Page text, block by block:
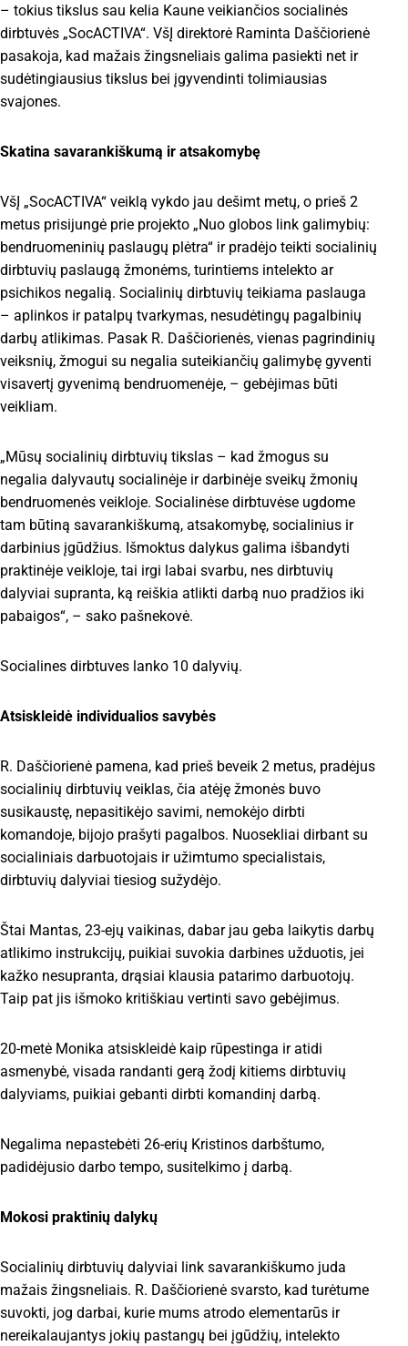
– tokius tikslus sau kelia Kaune veikiančios socialinės
dirbtuvės „SocACTIVA“. VšĮ direktorė Raminta Daščiorienė
pasakoja, kad mažais žingsneliais galima pasiekti net ir
sudėtingiausius tikslus bei įgyvendinti tolimiausias
svajones.
Skatina savarankiškumą ir atsakomybę
VšĮ „SocACTIVA“ veiklą vykdo jau dešimt metų, o prieš 2
metus prisijungė prie projekto „Nuo globos link galimybių:
bendruomeninių paslaugų plėtra“ ir pradėjo teikti socialinių
dirbtuvių paslaugą žmonėms, turintiems intelekto ar
psichikos negalią. Socialinių dirbtuvių teikiama paslauga
– aplinkos ir patalpų tvarkymas, nesudėtingų pagalbinių
darbų atlikimas. Pasak R. Daščiorienės, vienas pagrindinių
veiksnių, žmogui su negalia suteikiančių galimybę gyventi
visavertį gyvenimą bendruomenėje, – gebėjimas būti
veikliam.
„Mūsų socialinių dirbtuvių tikslas – kad žmogus su
negalia dalyvautų socialinėje ir darbinėje sveikų žmonių
bendruomenės veikloje. Socialinėse dirbtuvėse ugdome
tam būtiną savarankiškumą, atsakomybę, socialinius ir
darbinius įgūdžius. Išmoktus dalykus galima išbandyti
praktinėje veikloje, tai irgi labai svarbu, nes dirbtuvių
dalyviai supranta, ką reiškia atlikti darbą nuo pradžios iki
pabaigos“, – sako pašnekovė.
Socialines dirbtuves lanko 10 dalyvių.
Atsiskleidė individualios savybės
R. Daščiorienė pamena, kad prieš beveik 2 metus, pradėjus
socialinių dirbtuvių veiklas, čia atėję žmonės buvo
susikaustę, nepasitikėjo savimi, nemokėjo dirbti
komandoje, bijojo prašyti pagalbos. Nuosekliai dirbant su
socialiniais darbuotojais ir užimtumo specialistais,
dirbtuvių dalyviai tiesiog sužydėjo.
Štai Mantas, 23-ejų vaikinas, dabar jau geba laikytis darbų
atlikimo instrukcijų, puikiai suvokia darbines užduotis, jei
kažko nesupranta, drąsiai klausia patarimo darbuotojų.
Taip pat jis išmoko kritiškiau vertinti savo gebėjimus.
20-metė Monika atsiskleidė kaip rūpestinga ir atidi
asmenybė, visada randanti gerą žodį kitiems dirbtuvių
dalyviams, puikiai gebanti dirbti komandinį darbą.
Negalima nepastebėti 26-erių Kristinos darbštumo,
padidėjusio darbo tempo, susitelkimo į darbą.
Mokosi praktinių dalykų
Socialinių dirbtuvių dalyviai link savarankiškumo juda
mažais žingsneliais. R. Daščiorienė svarsto, kad turėtume
suvokti, jog darbai, kurie mums atrodo elementarūs ir
nereikalaujantys jokių pastangų bei įgūdžių, intelekto